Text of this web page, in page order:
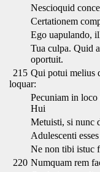
Nescioquid
Certationem
Ego uapulando,
Tua culpa. Quid
oportuit.
215 Qui potui melius
loquar:
Pecuniam in
Hui
Metuisti, si nunc
Adulescenti
Ne non tibi istuc
220 Numquam rem